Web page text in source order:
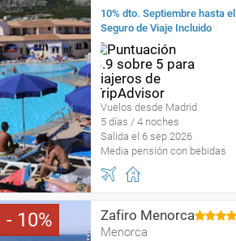
10% dto. Septiembre hasta
Seguro de Viaje Incluido
Vuelos desde Madrid
5 días / 4 noches
Salida el 6 sep 2026
Media pensión con bebidas
10 Zafiro Menorca
Menorca